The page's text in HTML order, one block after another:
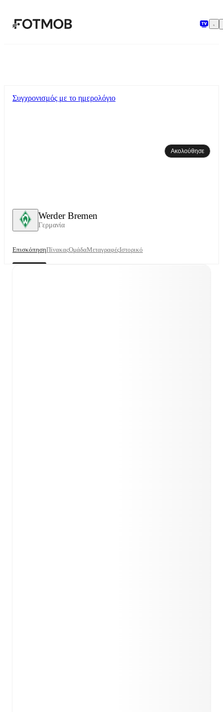
Werder Bremen
Γερμανία
Συγχρονισμός με το ημερολόγιο
Ακολούθησε
ΕπισκόπησηΠίνακαςΟμάδαΜεταγραφέςΙστορικό